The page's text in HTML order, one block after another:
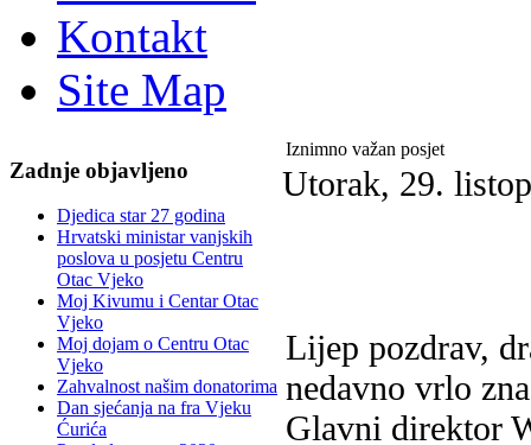
Kontakt
Site Map
Zadnje objavljeno
Djedica star 27 godina
Hrvatski ministar vanjskih
poslova u posjetu Centru
Otac Vjeko
Moj Kivumu i Centar Otac
Vjeko
Moj dojam o Centru Otac
Vjeko
Zahvalnost našim donatorima
Dan sjećanja na fra Vjeku
Ćurića
Iznimno važan posjet
Utorak, 29.
Lijep pozdrav,
nedavno vrlo
Glavni direktor